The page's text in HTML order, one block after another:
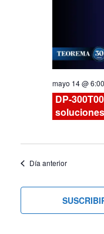
mayo 14 @
DP-
Día anterior